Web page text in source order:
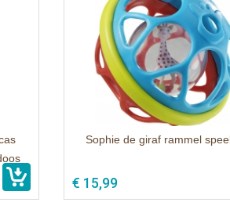
Sophie de giraf rammel
€ 15,99